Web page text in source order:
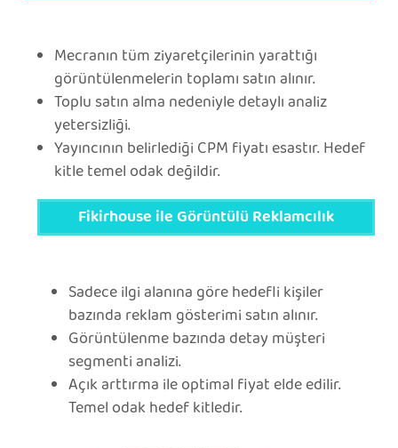
Mecranın tüm ziyaretçilerinin yarattığı
görüntülenmelerin toplamı satın alınır.
Toplu satın alma nedeniyle detaylı analiz
yetersizliği.
Yayıncının belirlediği CPM fiyatı esastır. Hedef
kitle temel odak değildir.
Fikirhouse ile Görüntülü Reklamcılık
Sadece ilgi alanına göre hedefli kişiler
bazında reklam gösterimi satın alınır.
Görüntülenme bazında detay müşteri
segmenti analizi.
Açık arttırma ile optimal fiyat elde edilir.
Temel odak hedef kitledir.